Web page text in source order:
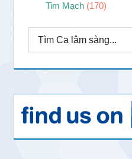
Tim Mạch (170)